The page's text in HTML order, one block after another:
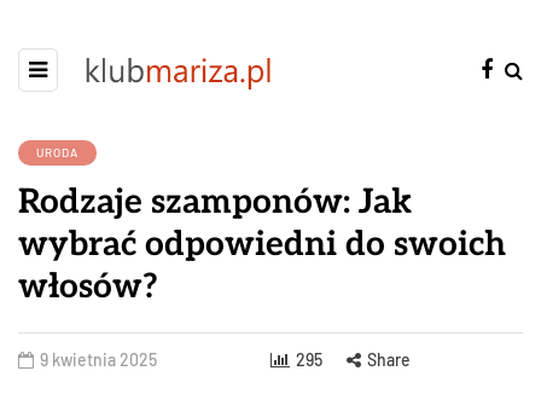
URODA
Rodzaje szamponów: Jak
wybrać odpowiedni do swoich
włosów?
9 kwietnia 2025 295 Share